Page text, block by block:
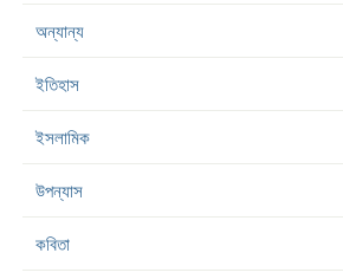
অন্যান্য
ইতিহাস
ইসলামিক
উপন্যাস
কবিতা